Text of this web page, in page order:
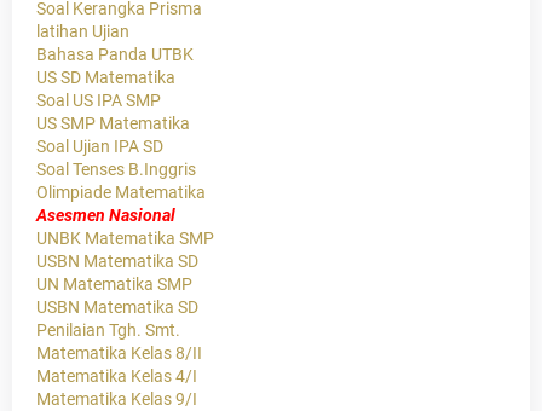
Soal Kerangka Prisma
latihan Ujian
Bahasa Panda UTBK
US SD Matematika
Soal US IPA SMP
US SMP Matematika
Soal Ujian IPA SD
Soal Tenses B.Inggris
Olimpiade Matematika
Asesmen Nasional
UNBK Matematika SMP
USBN Matematika SD
UN Matematika SMP
USBN Matematika SD
Penilaian Tgh. Smt.
Matematika Kelas 8/II
Matematika Kelas 4/I
Matematika Kelas 9/I